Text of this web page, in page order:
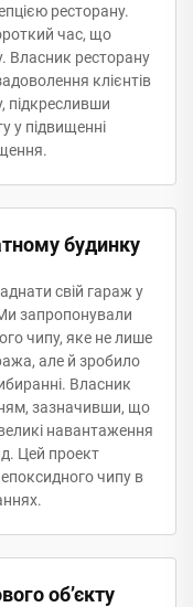
ресторану.
час, що
Власник ресторану
клієнтів
підкресливши
у підвищенні
будинку
свій гараж у
запропонували
чипу, яке не лише
але й зробило
Власник
зазначивши, що
навантаження
Цей проект
чипу в
об’єкту